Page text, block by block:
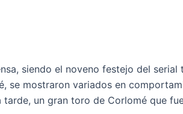
siendo el noveno festejo del
se mostraron variados en
un gran toro de Corlomé que